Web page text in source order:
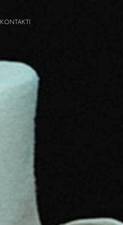
KONTAKTI